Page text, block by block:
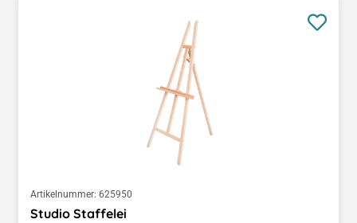
Artikelnummer: 625950
Studio Staffelei